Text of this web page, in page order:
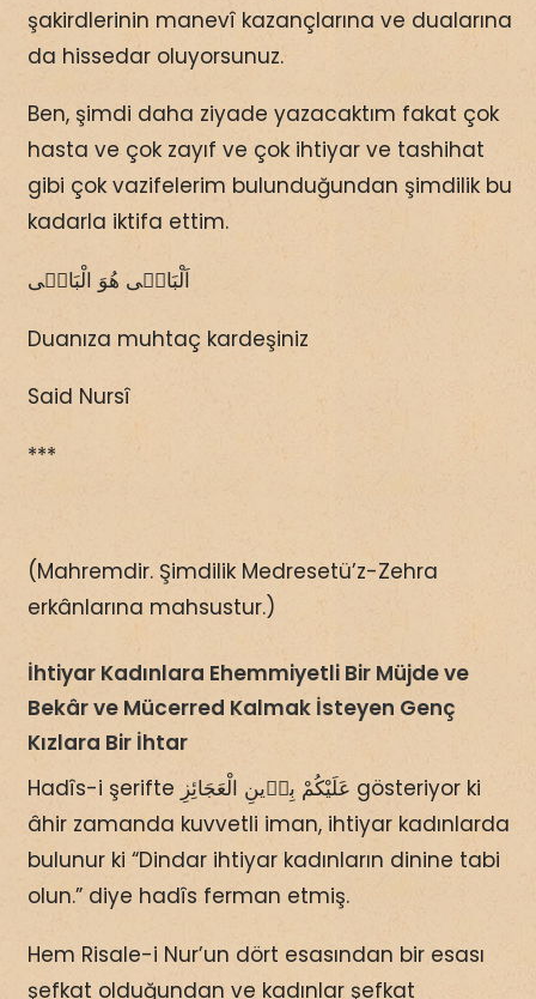
şakirdlerinin manevî kazançlarına ve dualarına
da hissedar oluyorsunuz.
Ben, şimdi daha ziyade yazacaktım fakat çok
hasta ve çok zayıf ve çok ihtiyar ve tashihat
gibi çok vazifelerim bulunduğundan şimdilik bu
kadarla iktifa ettim.
اَلْبَاقٖى هُوَ الْبَاقٖى
Duanıza muhtaç kardeşiniz
Said Nursî
***
(Mahremdir. Şimdilik Medresetü’z-Zehra
erkânlarına mahsustur.)
İhtiyar Kadınlara Ehemmiyetli Bir Müjde ve
Bekâr ve Mücerred Kalmak İsteyen Genç
Kızlara Bir İhtar
Hadîs-i şerifte عَلَيْكُمْ بِدٖينِ الْعَجَائِزِ gösteriyor ki
âhir zamanda kuvvetli iman, ihtiyar kadınlarda
bulunur ki “Dindar ihtiyar kadınların dinine tabi
olun.” diye hadîs ferman etmiş.
Hem Risale-i Nur’un dört esasından bir esası
şefkat olduğundan ve kadınlar şefkat